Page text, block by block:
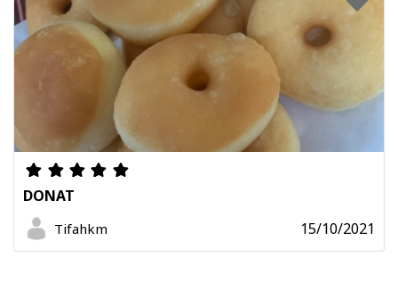
DONAT
Tifahkm 15/10/2021